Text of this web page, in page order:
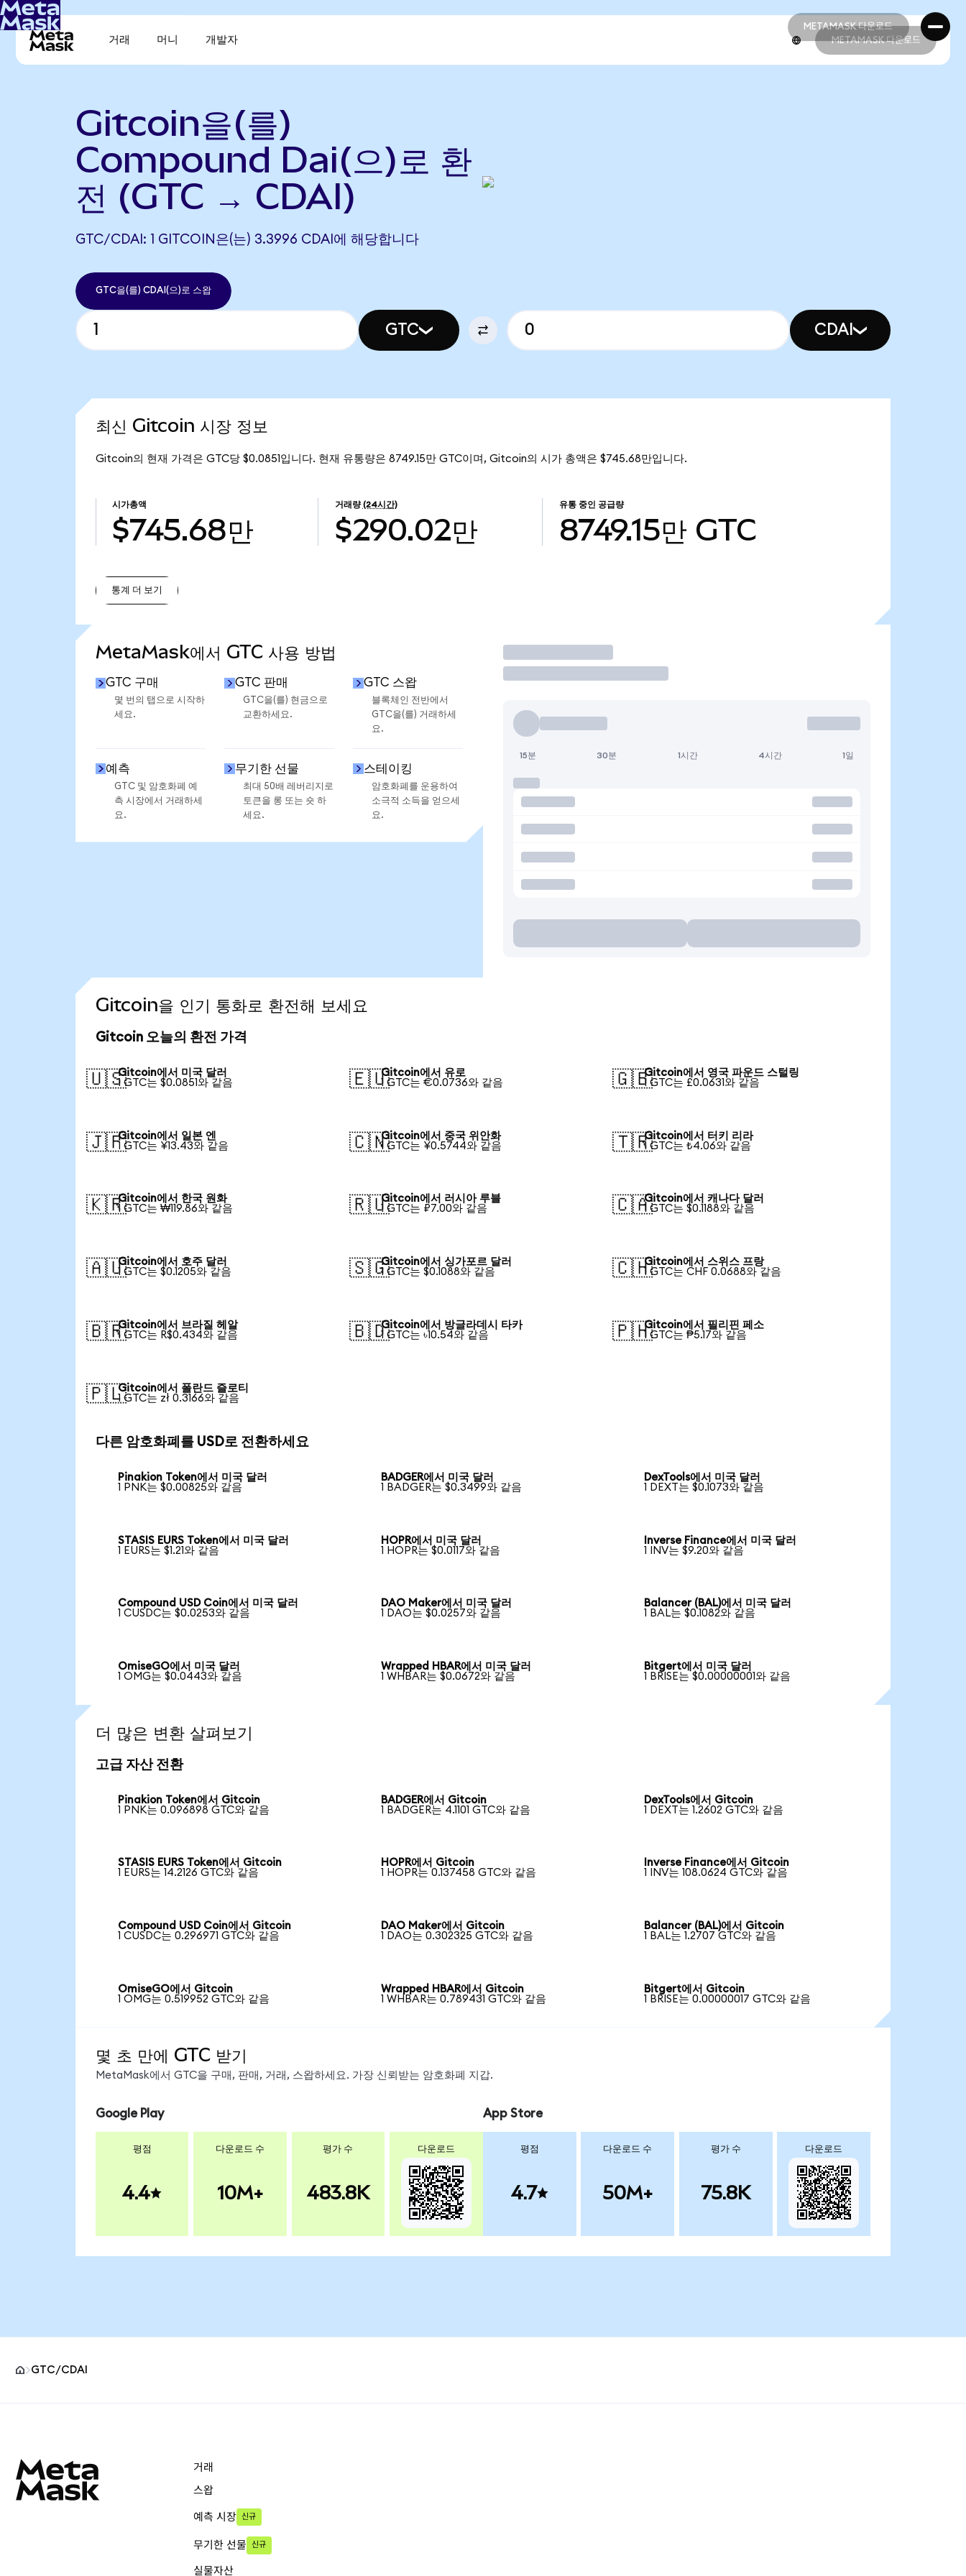
METAMASK 다운로드
METAMASK 다운로드
거래 머니 개발자 METAMASK 다운로드
Gitcoin을(를)
Compound Dai(으)로 환
전 (GTC → CDAI)
GTC/CDAI: 1 GITCOIN은(는) 3.3996 CDAI에 해당합니다
GTC을(를) CDAI(으)로 스왑
GTC CDAI
최신 Gitcoin 시장 정보
Gitcoin의 현재 가격은 GTC당 $0.0851입니다. 현재 유통량은 8749.15만 GTC이며, Gitcoin의 시가 총액은 $745.68만입니다.
시가총액
$745.68만
거래량 (24시간)
$290.02만
유통 중인 공급량
8749.15만 GTC
통계 더 보기
MetaMask에서 GTC 사용 방법
GTC 구매
몇 번의 탭으로 시작하
세요.
GTC 판매
GTC을(를) 현금으로
교환하세요.
GTC 스왑
블록체인 전반에서
GTC을(를) 거래하세
요.
예측
GTC 및 암호화폐 예
측 시장에서 거래하세
요.
무기한 선물
최대 50배 레버리지로
토큰을 롱 또는 숏 하
세요.
스테이킹
암호화폐를 운용하여
소극적 소득을 얻으세
요.
거래
15분 30분 1시간 4시간 1일
Gitcoin을 인기 통화로 환전해 보세요
Gitcoin 오늘의 환전 가격
🇺🇸Gitcoin에서 미국 달러
1 GTC는 $0.0851와 같음
🇪🇺Gitcoin에서 유로
1 GTC는 €0.0736와 같음
🇬🇧Gitcoin에서 영국 파운드 스털링
1 GTC는 £0.0631와 같음
🇯🇵Gitcoin에서 일본 엔
1 GTC는 ¥13.43와 같음
🇨🇳Gitcoin에서 중국 위안화
1 GTC는 ¥0.5744와 같음
🇹🇷Gitcoin에서 터키 리라
1 GTC는 ₺4.06와 같음
🇰🇷Gitcoin에서 한국 원화
1 GTC는 ₩119.86와 같음
🇷🇺Gitcoin에서 러시아 루블
1 GTC는 ₽7.00와 같음
🇨🇦Gitcoin에서 캐나다 달러
1 GTC는 $0.1188와 같음
🇦🇺Gitcoin에서 호주 달러
1 GTC는 $0.1205와 같음
🇸🇬Gitcoin에서 싱가포르 달러
1 GTC는 $0.1088와 같음
🇨🇭Gitcoin에서 스위스 프랑
1 GTC는 CHF 0.0688와 같음
🇧🇷Gitcoin에서 브라질 헤알
1 GTC는 R$0.434와 같음
🇧🇩Gitcoin에서 방글라데시 타카
1 GTC는 ৳10.54와 같음
🇵🇭Gitcoin에서 필리핀 페소
1 GTC는 ₱5.17와 같음
🇵🇱Gitcoin에서 폴란드 즐로티
1 GTC는 zł 0.3166와 같음
다른 암호화폐를 USD로 전환하세요
Pinakion Token에서 미국 달러
1 PNK는 $0.00825와 같음
BADGER에서 미국 달러
1 BADGER는 $0.3499와 같음
DexTools에서 미국 달러
1 DEXT는 $0.1073와 같음
STASIS EURS Token에서 미국 달러
1 EURS는 $1.21와 같음
HOPR에서 미국 달러
1 HOPR는 $0.0117와 같음
Inverse Finance에서 미국 달러
1 INV는 $9.20와 같음
Compound USD Coin에서 미국 달러
1 CUSDC는 $0.0253와 같음
DAO Maker에서 미국 달러
1 DAO는 $0.0257와 같음
Balancer (BAL)에서 미국 달러
1 BAL는 $0.1082와 같음
OmiseGO에서 미국 달러
1 OMG는 $0.0443와 같음
Wrapped HBAR에서 미국 달러
1 WHBAR는 $0.0672와 같음
Bitgert에서 미국 달러
1 BRISE는 $0.00000001와 같음
더 많은 변환 살펴보기
고급 자산 전환
Pinakion Token에서 Gitcoin
1 PNK는 0.096898 GTC와 같음
BADGER에서 Gitcoin
1 BADGER는 4.1101 GTC와 같음
DexTools에서 Gitcoin
1 DEXT는 1.2602 GTC와 같음
STASIS EURS Token에서 Gitcoin
1 EURS는 14.2126 GTC와 같음
HOPR에서 Gitcoin
1 HOPR는 0.137458 GTC와 같음
Inverse Finance에서 Gitcoin
1 INV는 108.0624 GTC와 같음
Compound USD Coin에서 Gitcoin
1 CUSDC는 0.296971 GTC와 같음
DAO Maker에서 Gitcoin
1 DAO는 0.302325 GTC와 같음
Balancer (BAL)에서 Gitcoin
1 BAL는 1.2707 GTC와 같음
OmiseGO에서 Gitcoin
1 OMG는 0.519952 GTC와 같음
Wrapped HBAR에서 Gitcoin
1 WHBAR는 0.789431 GTC와 같음
Bitgert에서 Gitcoin
1 BRISE는 0.00000017 GTC와 같음
몇 초 만에 GTC 받기
MetaMask에서 GTC을 구매, 판매, 거래, 스왑하세요. 가장 신뢰받는 암호화폐 지갑.
Google Play
평점
4.4
다운로드 수
10M+
평가 수
483.8K
다운로드
App Store
평점
4.7
다운로드 수
50M+
평가 수
75.8K
다운로드
GTC/CDAI
거래
스왑
예측 시장 신규
무기한 선물 신규
실물자산